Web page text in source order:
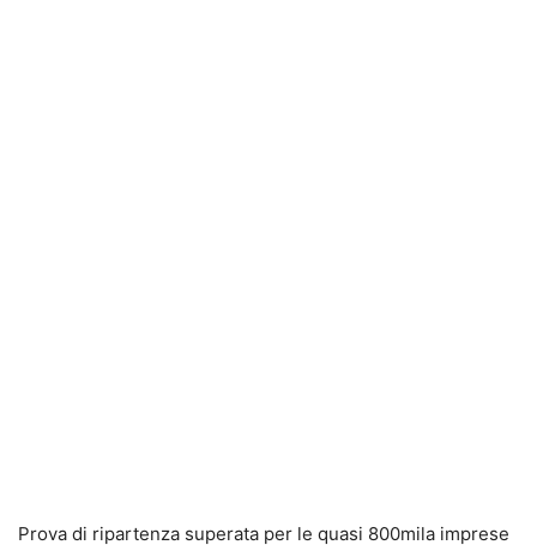
Prova di ripartenza superata per le quasi 800mila imprese